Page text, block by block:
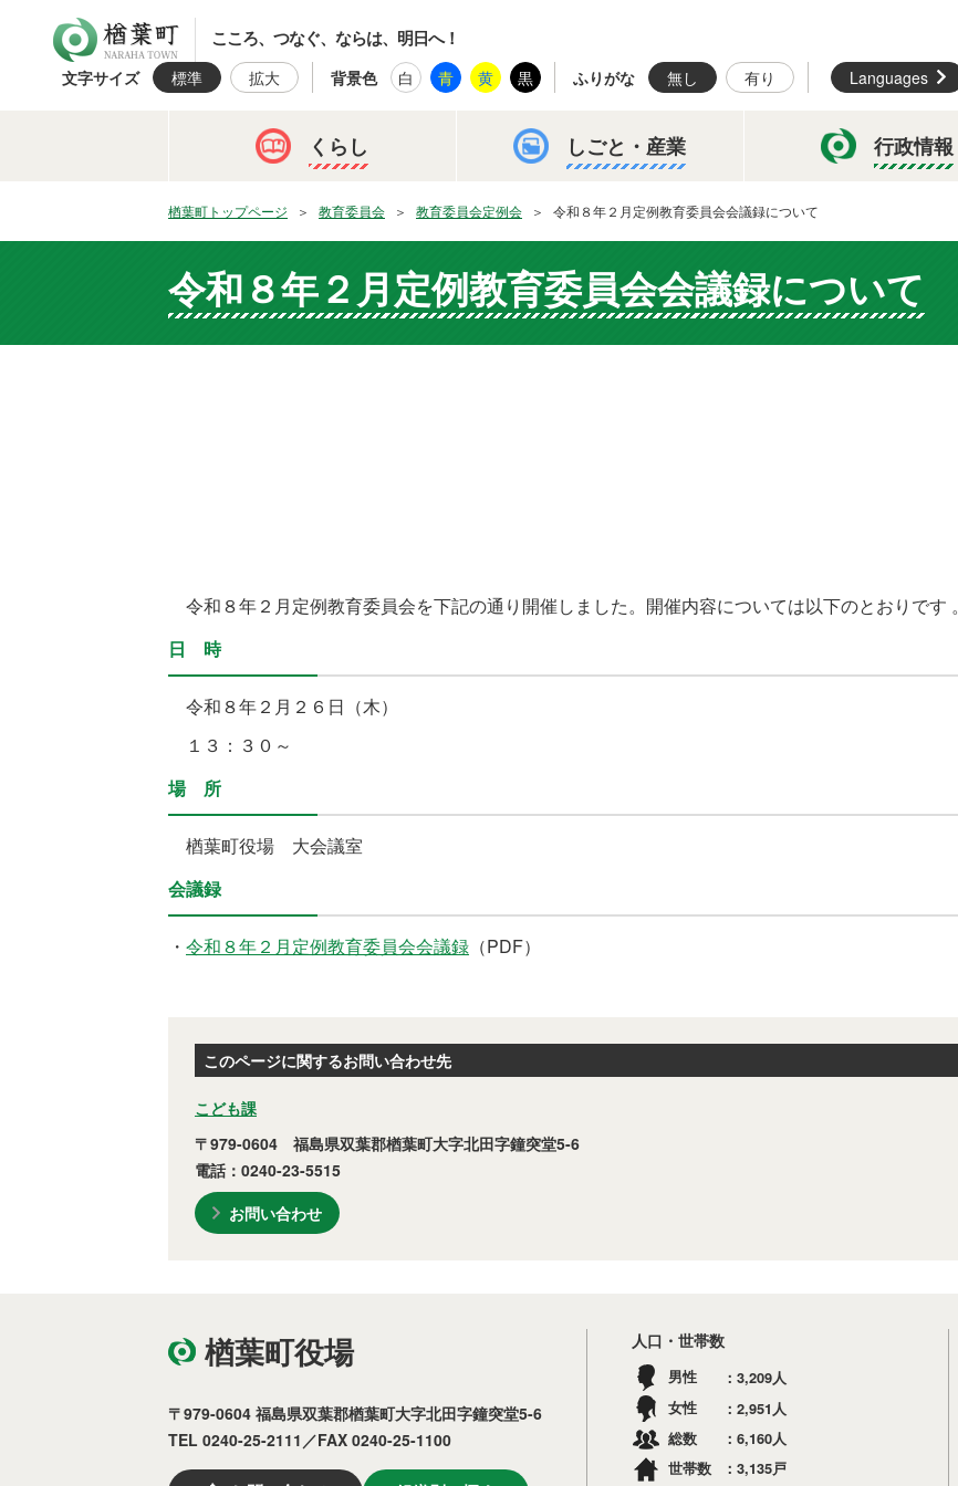
楢葉町こころ、つなぐ、ならは、明日へ！
文字サイズ 標準 拡大 背景色 白 青 黄 黒 ふりがな 無し 有り Languages
くらし しごと・ 産業 行政情報
楢葉町トップページ 教育委員会 教育委員会定例会 令和８年２月定例教育委員会会議録について
令和８年２月定例教育委員会会議録について
令和８年２ 月定例教育委員会を下記の通り開催しました。 開催内容については以下のとおりです 。
日 時
令和８年２月２６日（木）
１３：３０～
場 所
楢葉町役場 大会議室
会議録
・ 令和８年２月定例教育委員会会議録 （PDF）
このページに関するお問い合わせ先
こども課
〒979-0604 福島県双葉郡楢葉町大字北田字鐘突堂5-6
電話：0240-23-5515
お問い合わせ
楢葉町役場
〒979-0604 福島県双葉郡楢葉町大字北田字鐘突堂5-6
TEL 0240-25-2111／FAX 0240-25-1100
人口・世帯数
男性 3,209人
女性
2,951 人
総数
6,160人
世帯数
3,135戸